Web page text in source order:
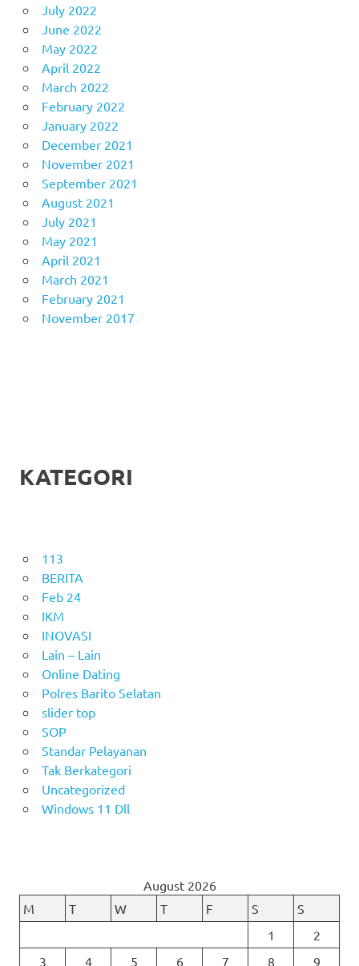
July 2022
June 2022
May 2022
April 2022
March 2022
February 2022
January 2022
December 2021
November 2021
September 2021
August 2021
July 2021
May 2021
April 2021
March 2021
February 2021
November 2017
KATEGORI
113
BERITA
Feb 24
IKM
INOVASI
Lain – Lain
Online Dating
Polres Barito Selatan
slider top
SOP
Standar Pelayanan
Tak Berkategori
Uncategorized
Windows 11 Dll
August 2026
M
T W T F S
S
1
2
3
4 5 6 7 8 9